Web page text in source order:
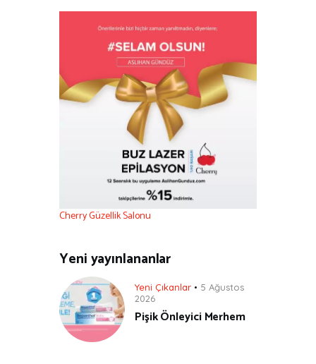
Cherry Güzellik Salonu
Yeni yayınlananlar
Yeni Çıkanlar
5 Ağustos
2026
Pişik Önleyici Merhem